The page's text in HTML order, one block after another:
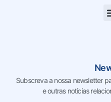
Subscreva a nossa newsletter
e outras notícias